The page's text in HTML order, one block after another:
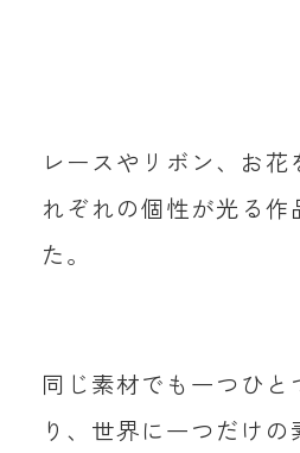
レースやリボン、お花
れぞれの個性が光る作
た。
同じ素材でも一つひと
り、世界に一つだけ